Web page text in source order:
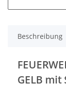
Beschreibung
GELB